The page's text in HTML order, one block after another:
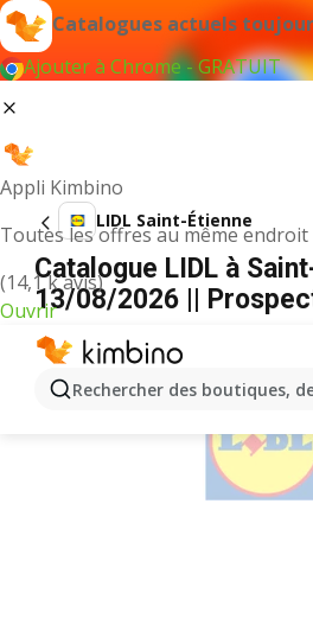
Catalogues actuels
Ajouter à Chrome - GRATUIT
Appli Kimbino
Toutes les offres au même endroit
(14,1 k avis)
Ouvrir
Rechercher des boutiques,
LIDL Saint-Étienne
Catalogue LIDL à
13/08/2026 ||